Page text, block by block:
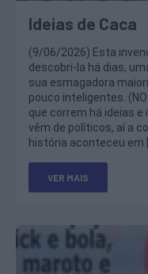
Ideias de Caca
(9/06/2026) Esta
descobri-la há dias,
sua esmagadora
pouco inteligentes.
que correm há ideias e
vêm de políticos, aí a
história aconteceu em
VER MAIS